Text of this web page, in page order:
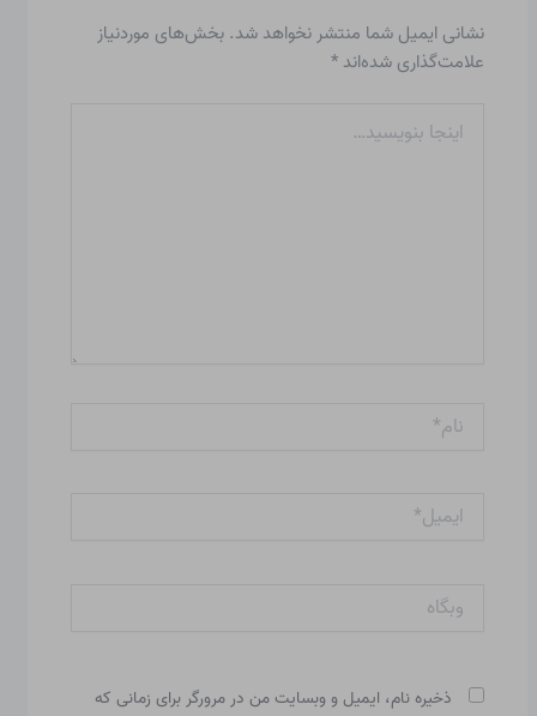
نشانی ایمیل شما منتشر نخواهد شد. بخش‌های موردنیاز
علامت‌گذاری شده‌اند*
بنویسید…
ایمیل*
ذخیره نام، ایمیل و وبسایت من در مرورگر برای زمانی که